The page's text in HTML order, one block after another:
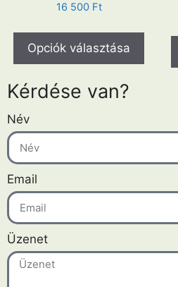
16 500 Ft
Opciók választása
Kérdése van?
Név
Email
Üzenet